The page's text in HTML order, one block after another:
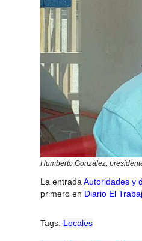
Humberto González,
La entrada Autoridades y
primero en Diario El
Tags: Locales